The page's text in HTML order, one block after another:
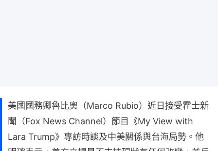
美國國務卿魯比奧（Marco Rubio）近日接受霍士新
聞（Fox News Channel）節目《My View with
Lara Trump》專訪時談及中美關係與台海局勢。他